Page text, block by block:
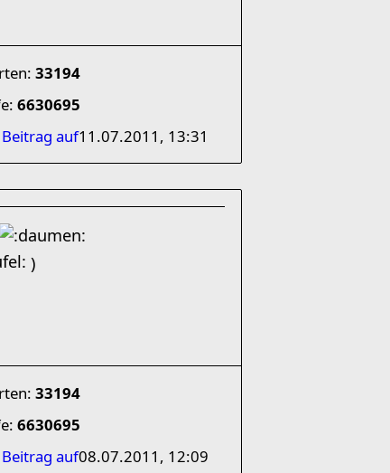
33194
6630695
11.07.2011, 13:31
auf
)
33194
6630695
08.07.2011, 12:09
auf